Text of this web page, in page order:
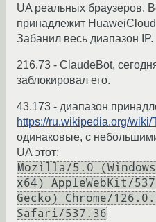
UA реальных браузеров.
принадлежит
Забанил весь диапазон IP.
216.73 - ClaudeBot,
заблокировал его.
43.173 - диапазон
https://ru.wikipedia.org/wiki/
одинаковые, с
UA этот:
Mozilla/5.0
x64) AppleWebKit/
Gecko) Chrome/
Safari/537.36